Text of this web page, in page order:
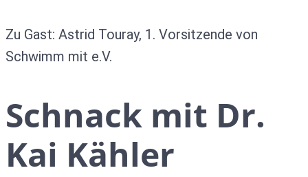
Zu Gast: Astrid Touray, 1. Vorsitzende von
Schwimm mit e.V.
Schnack mit Dr.
Kai Kähler